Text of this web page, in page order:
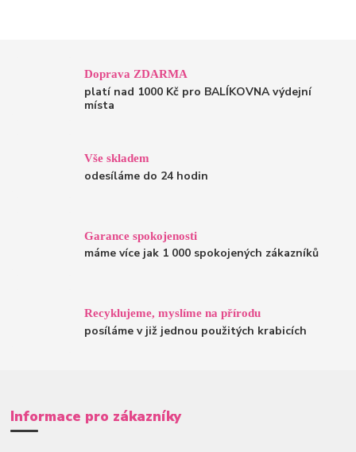
Doprava ZDARMA
platí nad 1000 Kč pro BALÍKOVNA výdejní
místa
Vše skladem
odesíláme do 24 hodin
Garance spokojenosti
máme více jak 1 000 spokojených zákazníků
Recyklujeme, myslíme na přírodu
posíláme v již jednou použitých krabicích
Informace pro zákazníky